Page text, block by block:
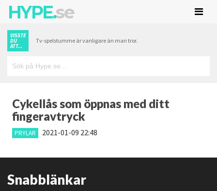
HYPE.se
VISSTE
DU
ATT...
Tv-spelstumme är vanligare än man tror.
Cykellås som öppnas med ditt
fingeravtryck
PRYLAR 2021-01-09 22:48
Snabblänkar